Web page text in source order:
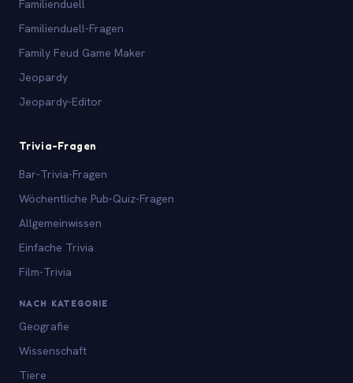
Familienduell
Familienduell-Fragen
Family Feud Game Maker
Jeopardy
Jeopardy-Editor
Trivia-Fragen
Bar-Trivia-Fragen
Wöchentliche Pub-Quiz-Fragen
Allgemeinwissen
Einfache Trivia
Film-Trivia
NACH KATEGORIE
Geografie
Wissenschaft
Tiere